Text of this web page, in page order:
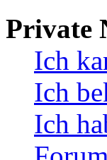
Private
Ich
Ich
Ich